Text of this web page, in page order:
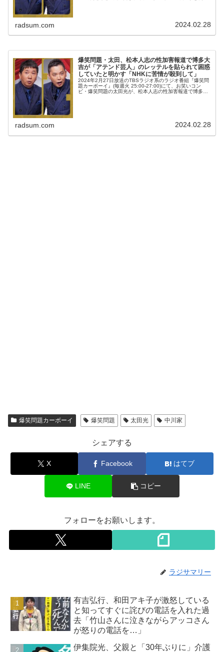
radsum.com 2024.02.28
爆笑問題・太田、松本人志の性加害報道で博多大
吉が「アテンド芸人」のレッテルを貼られて困惑
していたと明かす「NHKに苦情が殺到して」
2024年2月27日放送のTBSラジオ系のラジオ番組『爆笑問
題カーボーイ』(毎週火 25:00-27:00)にて、お笑いコン
ビ・爆笑問題の太田光が、松本人志の性加害報道で博多大
radsum.com 2024.02.28
爆笑問題カーボーイ 爆笑問題 太田光 中川家
シェアする
X Facebook はてブ
LINE コピー
フォローをお願いします。
ラジサマリー
有吉弘行、和田アキ子が激怒している
と知ってすぐに詫びの電話を入れた過
去「竹山さんに泣きながらアッコさん
が怒りの電話を…」
伊集院光、父親と「30年ぶりに」介護